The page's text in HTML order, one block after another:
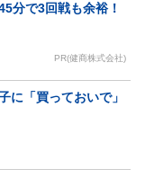
分で3回戦も余裕！
PR(健商株式会社)
に「買っておいで」